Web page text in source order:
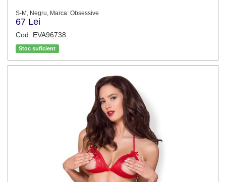
S-M, Negru, Marca: Obsessive
67 Lei
Cod: EVA96738
Stoc suficient